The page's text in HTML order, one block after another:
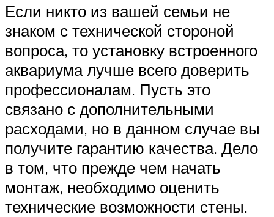
Если никто из вашей семьи не
знаком с технической стороной
вопроса, то установку встроенного
аквариума лучше всего доверить
профессионалам. Пусть это
связано с дополнительными
расходами, но в данном случае вы
получите гарантию качества. Дело
в том, что прежде чем начать
монтаж, необходимо оценить
технические возможности стены.